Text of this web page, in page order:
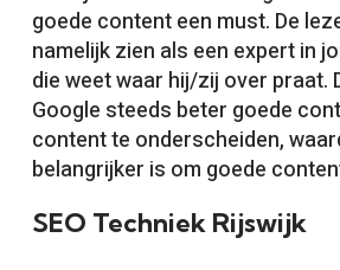
goede content een must. De
namelijk zien als een expert in
die weet waar hij/zij over praat.
Google steeds beter goede
content te onderscheiden,
belangrijker is om goede
SEO Techniek Rijswijk